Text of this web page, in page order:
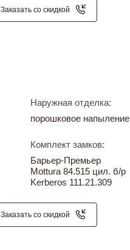
Заказать со скидкой
Наружная отделка:
порошковое напыление
Комплект замков:
Барьер-Премьер
Mottura 84.515 цил. б/р
Kerberos 111.21.309
Заказать со скидкой